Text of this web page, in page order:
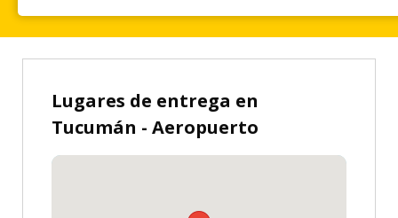
Lugares de entrega en
Tucumán - Aeropuerto